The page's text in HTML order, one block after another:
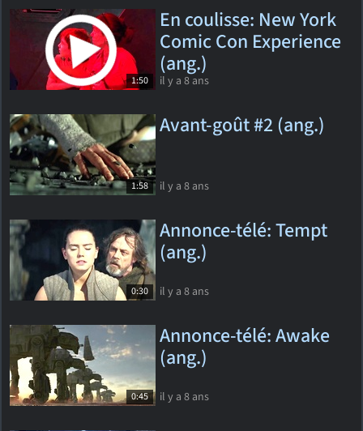
1:50
En coulisse: New York
Comic Con Experience
(ang.)
il y a 8 ans
1:58
Avant-goût #2 (ang.)
il y a 8 ans
0:30
Annonce-télé: Tempt
(ang.)
il y a 8 ans
0:45
Annonce-télé: Awake
(ang.)
il y a 8 ans